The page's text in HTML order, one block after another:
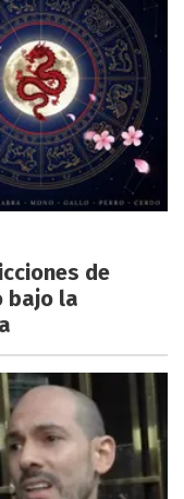
de
bajo la